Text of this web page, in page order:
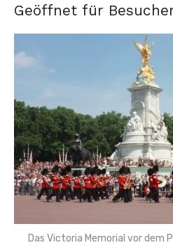
Geöffnet für
Das Victoria Memorial vor dem